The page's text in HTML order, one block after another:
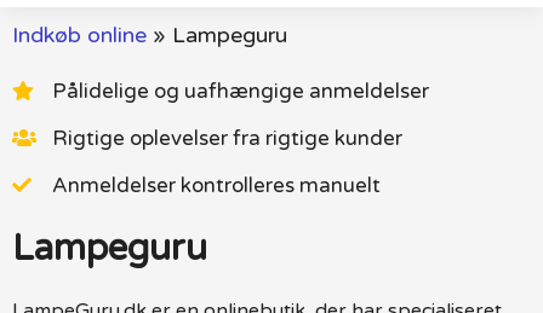
Indkøb online » Lampeguru
Pålidelige og uafhængige anmeldelser
Rigtige oplevelser fra rigtige kunder
Anmeldelser kontrolleres manuelt
Lampeguru